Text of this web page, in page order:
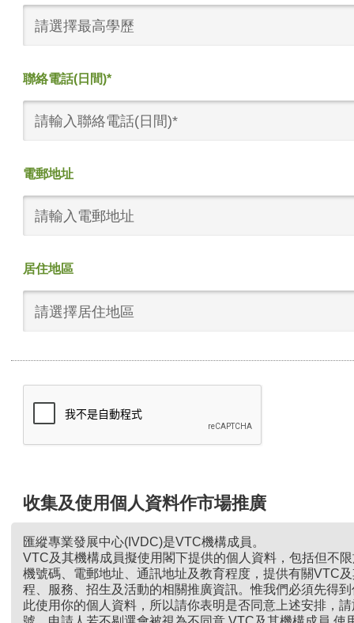
請選擇最高學歷
聯絡電話(日間)*
電郵地址
居住地區
請選擇居住地區
收集及使用個人資料作市場推廣
匯縱專業發展中心(IVDC)是VTC機構成員。
VTC及其機構成員擬使用閣下提供的個人資料，包括但不
機號碼、電郵地址、通訊地址及教育程度，提供有關VTC
程、服務、招生及活動的相關推廣資訊。惟我們必須先得
此使用你的個人資料，所以請你表明是否同意上述安排，